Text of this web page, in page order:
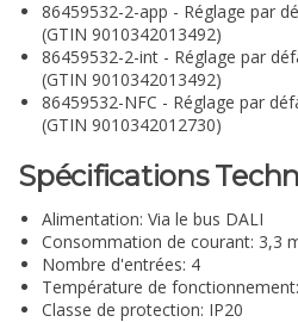
86459532-2-app - Réglage par
(GTIN 9010342013492)
86459532-2-int - Réglage par
(GTIN 9010342013492)
86459532-NFC - Réglage par
(GTIN 9010342012730)
Spécifications
Alimentation: Via le bus DALI
Consommation de courant: 3,3
Nombre d'entrées: 4
Température de fonctionnement:
Classe de protection: IP20